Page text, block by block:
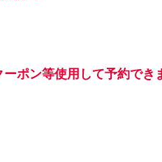
ポン等使用して予約でき